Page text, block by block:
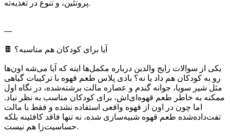
پروتئین، و تنوع در تغذیه‌ته.
---
🍫 آیا برای کودکان هم مناسبه؟
یکی از سوالات رایج والدین درباره مکمل‌ها اینه که آیا می‌شه اون‌ها
رو به کودکان هم داد یا نه؟ بادی پلاس طعم قهوه با ترکیبات گیاهی
مثل شیر سویا، جوانه گندم و عصاره مالت برشته‌شده، در نگاه اول
ممکنه به خاطر طعم قهوه‌ای‌اش، برای کودکان مناسب به نظر نیاد.
اما چون در اون از قهوه واقعی استفاده نشده و فقط با مالت
تفت‌داده‌شده طعم قهوه شبیه‌سازی شده، نه تنها فاقد کافئینه بلکه
حساسیت‌زا هم نیست.